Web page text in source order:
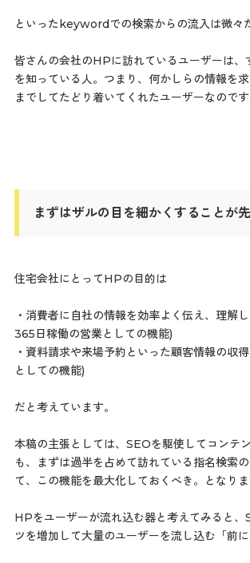
といったkeywordでの検索からの流入は微々
皆さんの会社のHPに訪れているユーザーは、
を知っている人。つまり、何かしらの情報を
までしてたどり着いてくれたユーザーなのです
まずはザルの目を細かくすることが
住宅会社にとってHPの目的は
・消費者に自社の情報を効率よく伝え、理解
365日稼働の営業としての機能)
・資料請求や来場予約といった顧客情報の収
としての機能)
だと考えています。
本稿の主張としては、SEOを駆使してコンテ
も、まずは過半を占めて訪れている指名検索
て、この機能を最大化しておくべき。となりま
HPをユーザーが流れ込む器と考えてみると、
ツを増加して大量のユーザーを流し込む「前に